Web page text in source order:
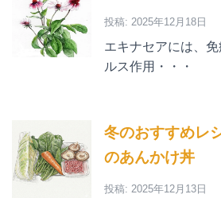
投稿: 2025年12月18日
エキナセアには、
ルス作用・・・
冬のおすすめレ
のあんかけ丼
投稿: 2025年12月13日